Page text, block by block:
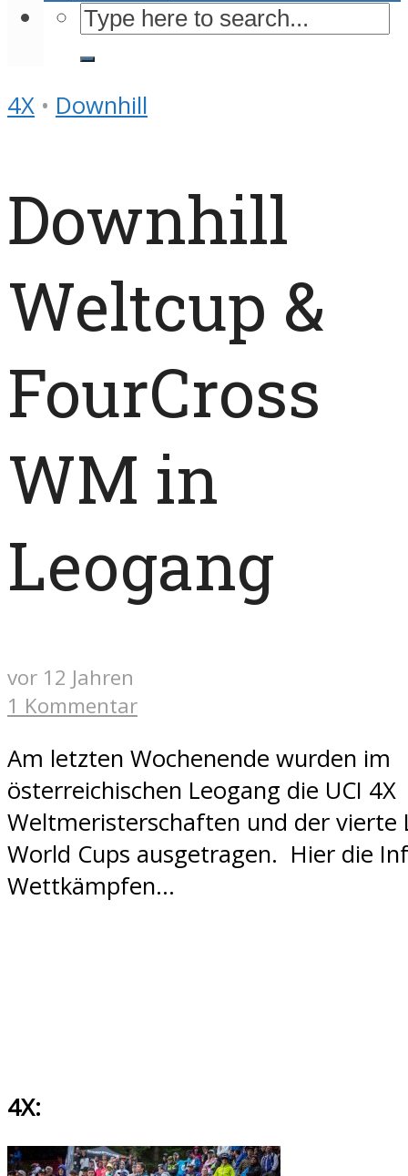
4X • Downhill
Downhill
Weltcup &
FourCross
WM in
Leogang
vor 12 Jahren
1 Kommentar
Am letzten Wochenende wurden im
österreichischen Leogang die UCI 4X
Weltmeristerschaften und der vierte
World Cups ausgetragen. Hier die
Wettkämpfen…
4X: